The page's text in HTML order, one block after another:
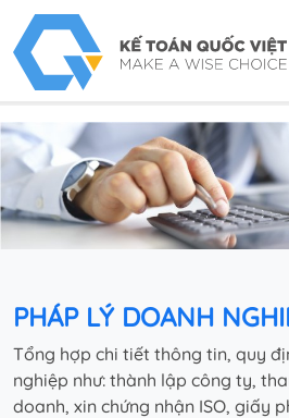
PHÁP LÝ DOANH
Tổng hợp chi tiết thông tin, quy
nghiệp như: thành lập công ty,
doanh, xin chứng nhận ISO, giấy